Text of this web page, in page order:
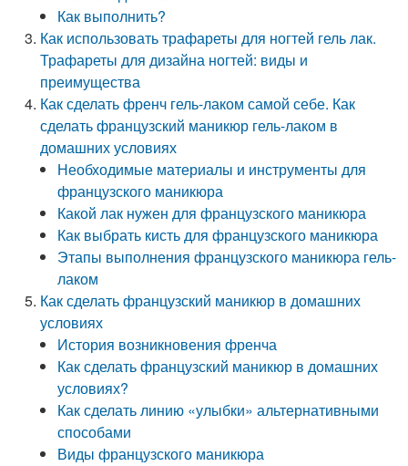
Как выполнить?
Как использовать трафареты для ногтей гель лак.
Трафареты для дизайна ногтей: виды и
преимущества
Как сделать френч гель-лаком самой себе. Как
сделать французский маникюр гель-лаком в
домашних условиях
Необходимые материалы и инструменты для
французского маникюра
Какой лак нужен для французского маникюра
Как выбрать кисть для французского маникюра
Этапы выполнения французского маникюра гель-
лаком
Как сделать французский маникюр в домашних
условиях
История возникновения френча
Как сделать французский маникюр в домашних
условиях?
Как сделать линию «улыбки» альтернативными
способами
Виды французского маникюра